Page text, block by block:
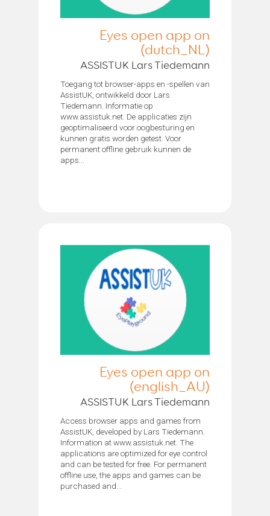
Eyes open app on
(dutch_NL)
ASSISTUK Lars Tiedemann
Toegang tot browser-apps en -spellen van
AssistUK, ontwikkeld door Lars
Tiedemann. Informatie op
www.assistuk.net. De applicaties zijn
geoptimaliseerd voor oogbesturing en
kunnen gratis worden getest. Voor
permanent offline gebruik kunnen de
apps...
Eyes open app on
(english_AU)
ASSISTUK Lars Tiedemann
Access browser apps and games from
AssistUK, developed by Lars Tiedemann.
Information at www.assistuk.net. The
applications are optimized for eye control
and can be tested for free. For permanent
offline use, the apps and games can be
purchased and...